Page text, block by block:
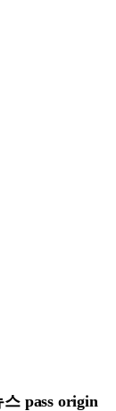
pass origin